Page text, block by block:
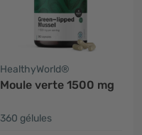
HealthyWorld®
Moule verte 1500 mg
360 gélules